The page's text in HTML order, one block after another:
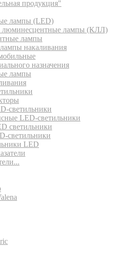
продукция"
лампы (LED)
люминесцентные лампы (КЛЛ)
лампы
накаливания
назначения
лампы
светильники
LED-светильники
светильники
светильники
LED